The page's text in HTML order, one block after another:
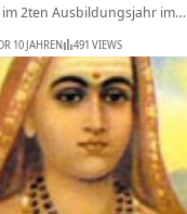
2ten Ausbildungsjahr im…
10 JAHREN 491 VIEWS